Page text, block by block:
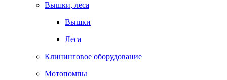
Вышки, леса
Вышки
Леса
Клининговое оборудование
Мотопомпы